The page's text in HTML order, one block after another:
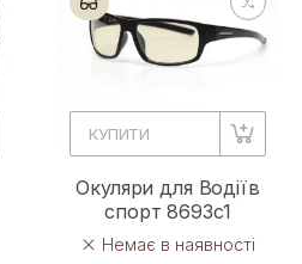
КУПИТИ
Окуляри для Водіїв
спорт 8693c1
Немає в наявності